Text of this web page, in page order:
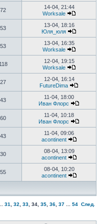
14-04, 21:44
Worksale
13-04, 18:16
Юля_юля
13-04, 16:35
Worksale
12-04, 19:15
Worksale
12-04, 16:14
FutureDima
11-04, 18:00
Иван Флорс
11-04, 10:18
Иван Флорс
11-04, 09:06
acontinent
08-04, 13:09
acontinent
08-04, 10:20
acontinent
31 32 33 34 35 36 37 54 След.